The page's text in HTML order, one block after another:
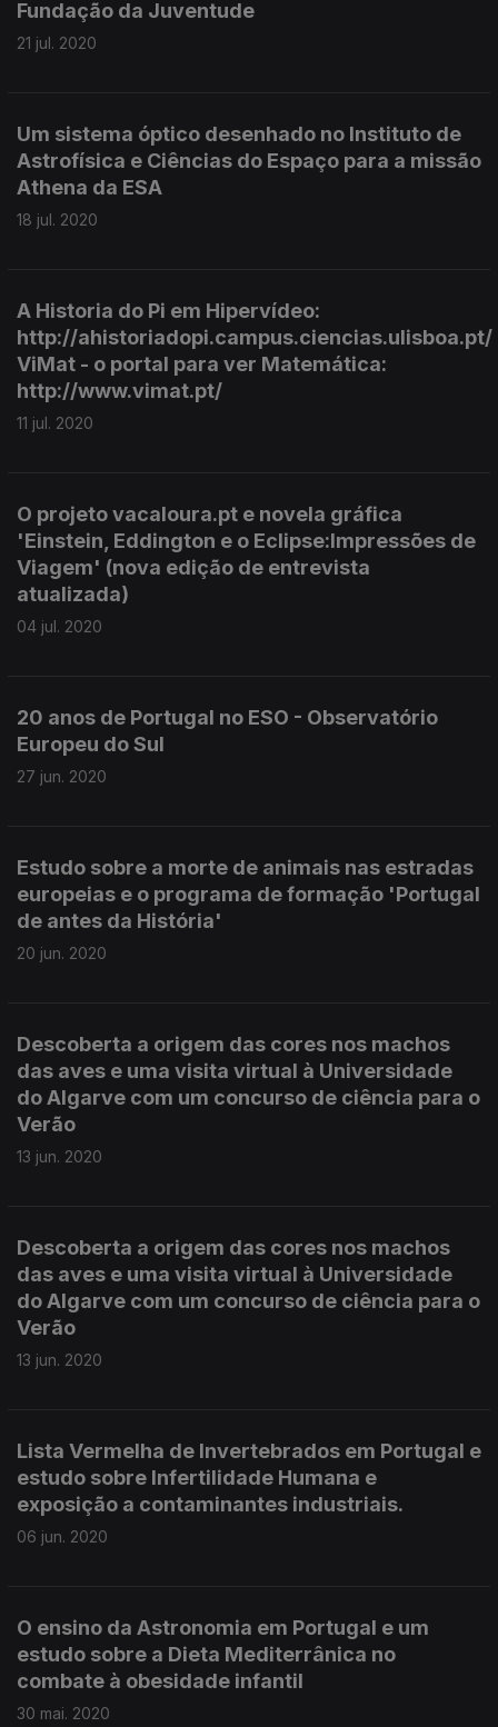
Fundação da Juventude
21 jul. 2020
Um sistema óptico desenhado no Instituto de
Astrofísica e Ciências do Espaço para a missão
Athena da ESA
18 jul. 2020
A Historia do Pi em Hipervídeo:
http://ahistoriadopi.campus.ciencias.ulisboa.pt/
ViMat - o portal para ver Matemática:
http://www.vimat.pt/
11 jul. 2020
O projeto vacaloura.pt e novela gráfica
'Einstein, Eddington e o Eclipse:Impressões de
Viagem' (nova edição de entrevista
atualizada)
04 jul. 2020
20 anos de Portugal no ESO - Observatório
Europeu do Sul
27 jun. 2020
Estudo sobre a morte de animais nas estradas
europeias e o programa de formação 'Portugal
de antes da História'
20 jun. 2020
Descoberta a origem das cores nos machos
das aves e uma visita virtual à Universidade
do Algarve com um concurso de ciência para o
Verão
13 jun. 2020
Descoberta a origem das cores nos machos
das aves e uma visita virtual à Universidade
do Algarve com um concurso de ciência para o
Verão
13 jun. 2020
Lista Vermelha de Invertebrados em Portugal e
estudo sobre Infertilidade Humana e
exposição a contaminantes industriais.
06 jun. 2020
O ensino da Astronomia em Portugal e um
estudo sobre a Dieta Mediterrânica no
combate à obesidade infantil
30 mai. 2020